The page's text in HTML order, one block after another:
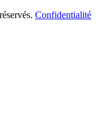
Confidentialité